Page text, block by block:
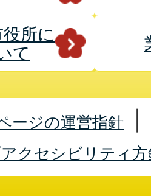
所に
て
ージの運営指針
クセシビリティ方